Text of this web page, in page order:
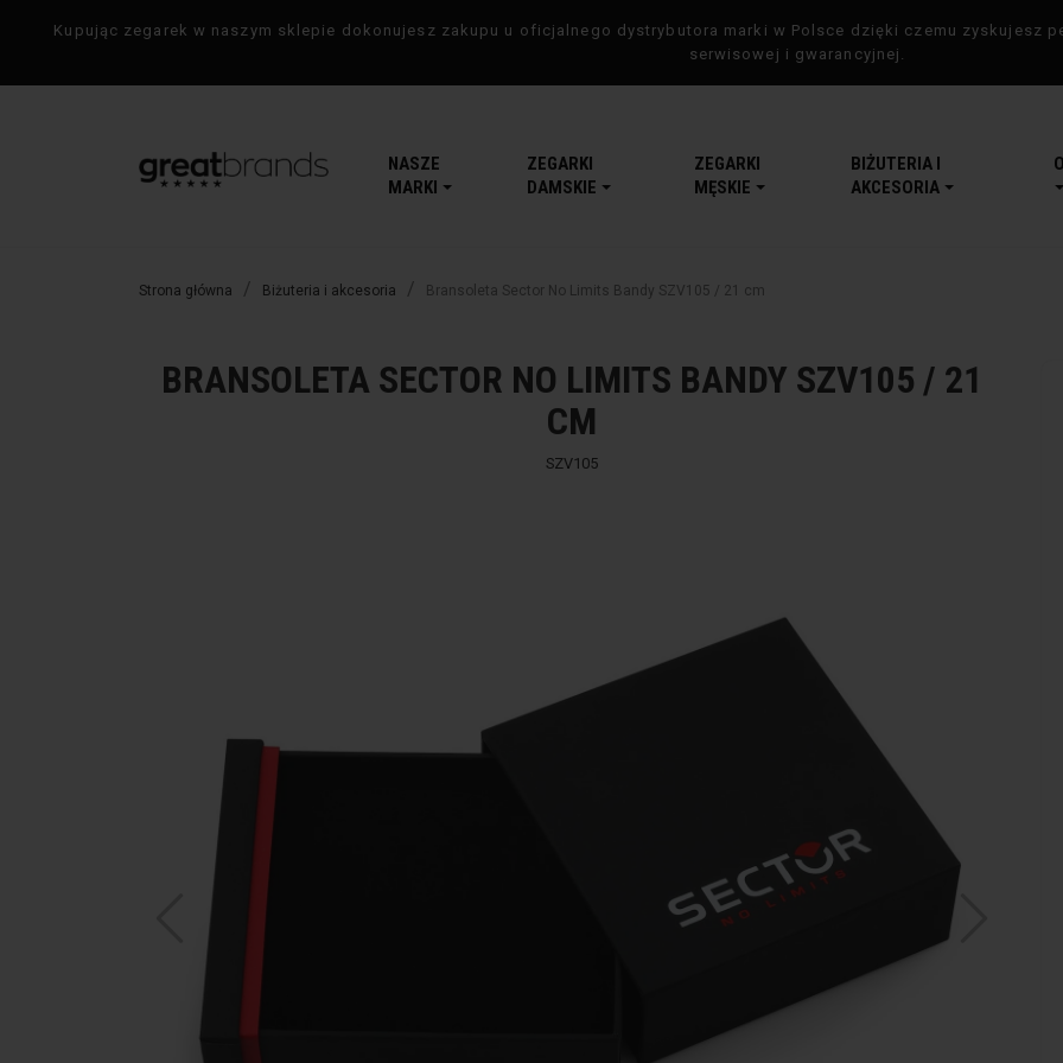
Kupując zegarek w naszym sklepie dokonujesz zakupu u oficjalnego dystrybutora marki w Polsce dzięki czemu zyskujesz
serwisowej i gwarancyjnej.
NASZE
MARKI
ZEGARKI
DAMSKIE
ZEGARKI
MĘSKIE
BIŻUTERIA I
AKCESORIA
Strona główna Biżuteria i akcesoria Bransoleta Sector No Limits Bandy SZV105 / 21 cm
BRANSOLETA SECTOR NO LIMITS BANDY SZV105 / 21
CM
SZV105